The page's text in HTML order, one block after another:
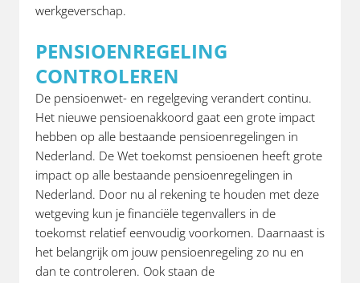
werkgeverschap.
PENSIOENREGELING
CONTROLEREN
De pensioenwet- en regelgeving verandert continu.
Het nieuwe pensioenakkoord gaat een grote impact
hebben op alle bestaande pensioenregelingen in
Nederland. De Wet toekomst pensioenen heeft grote
impact op alle bestaande pensioenregelingen in
Nederland. Door nu al rekening te houden met deze
wetgeving kun je financiële tegenvallers in de
toekomst relatief eenvoudig voorkomen. Daarnaast is
het belangrijk om jouw pensioenregeling zo nu en
dan te controleren. Ook staan de